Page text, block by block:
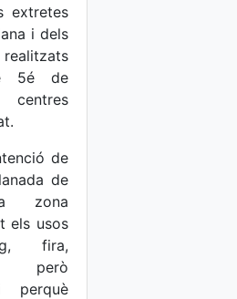
extretes
i dels
5é de
de
de
zona
els usos
fira,
però
perquè